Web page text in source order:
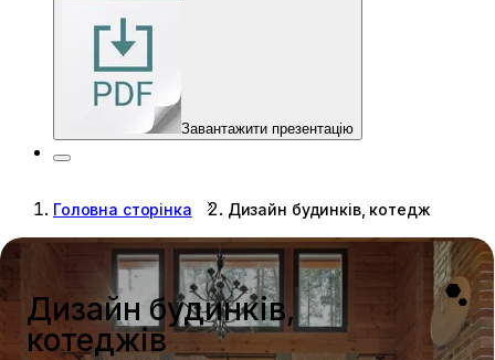
Завантажити презентацію
Головна сторінка Дизайн будинків, котеджів
Дизайн будинків,
котеджів